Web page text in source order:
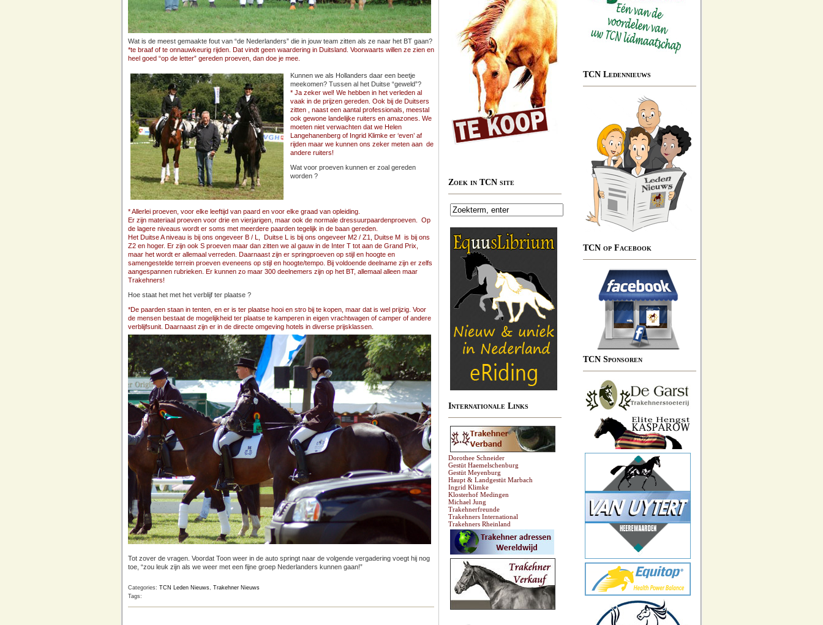
Wat is de meest gemaakte fout van “de Nederlanders” die in jouw team zitten als ze naar het BT gaan?
*te braaf of te onnauwkeurig rijden. Dat vindt geen waardering in Duitsland. Voorwaarts willen ze zien en
heel goed “op de letter” gereden proeven, dan doe je mee.
Kunnen we als Hollanders daar een beetje
meekomen? Tussen al het Duitse “geweld”?
* Ja zeker wel! We hebben in het verleden al
vaak in de prijzen gereden. Ook bij de Duitsers
zitten , naast een aantal professionals, meestal
ook gewone landelijke ruiters en amazones. We
moeten niet verwachten dat we Helen
Langehanenberg of Ingrid Klimke er ‘even’ af
rijden maar we kunnen ons zeker meten aan de
andere ruiters!
Wat voor proeven kunnen er zoal gereden
worden ?
* Allerlei proeven, voor elke leeftijd van paard en voor elke graad van opleiding.
Er zijn materiaal proeven voor drie en vierjarigen, maar ook de normale dressuurpaardenproeven. Op
de lagere niveaus wordt er soms met meerdere paarden tegelijk in de baan gereden.
Het Duitse A niveau is bij ons ongeveer B / L, Duitse L is bij ons ongeveer M2 / Z1, Duitse M is bij ons
Z2 en hoger. Er zijn ook S proeven maar dan zitten we al gauw in de Inter T tot aan de Grand Prix,
maar het wordt er allemaal verreden. Daarnaast zijn er springproeven op stijl en hoogte en
samengestelde terrein proeven eveneens op stijl en hoogte/tempo. Bij voldoende deelname zijn er zelfs
aangespannen rubrieken. Er kunnen zo maar 300 deelnemers zijn op het BT, allemaal alleen maar
Trakehners!
Hoe staat het met het verblijf ter plaatse ?
*De paarden staan in tenten, en er is ter plaatse hooi en stro bij te kopen, maar dat is wel prijzig. Voor
de mensen bestaat de mogelijkheid ter plaatse te kamperen in eigen vrachtwagen of camper of andere
verblijfsunit. Daarnaast zijn er in de directe omgeving hotels in diverse prijsklassen.
Tot zover de vragen. Voordat Toon weer in de auto springt naar de volgende vergadering voegt hij nog
toe, “zou leuk zijn als we weer met een fijne groep Nederlanders kunnen gaan!”
Categories: TCN Leden Nieuws, Trakehner Nieuws
Tags:
Zoek in TCN site
Internationale Links
Dorothee Schneider
Gestüt Haemelschenburg
Gestüt Meyenburg
Haupt & Landgestüt Marbach
Ingrid Klimke
Klosterhof Medingen
Michael Jung
Trakehnerfreunde
Trakehners International
Trakehners Rheinland
TCN Ledennieuws
TCN op Facebook
TCN Sponsoren